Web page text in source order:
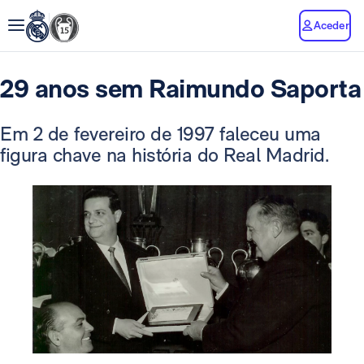
Aceder
29 anos sem Raimundo Saporta
Em 2 de fevereiro de 1997 faleceu uma
figura chave na história do Real Madrid.